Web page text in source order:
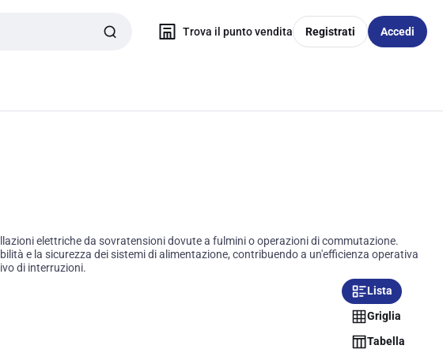
Trova il punto vendita Registrati Accedi
elettriche da sovratensioni dovute a fulmini o operazioni di commutazione.
e la sicurezza dei sistemi di alimentazione, contribuendo a un'efficienza operativa
di interruzioni.
Lista
Griglia
Tabella